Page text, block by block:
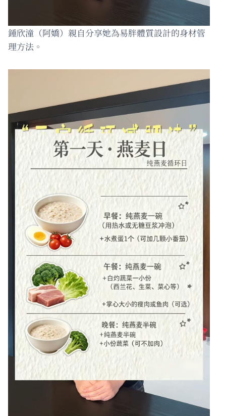
鍾欣潼（阿嬌）親自分享她為易胖體質設計的身材管
理方法。